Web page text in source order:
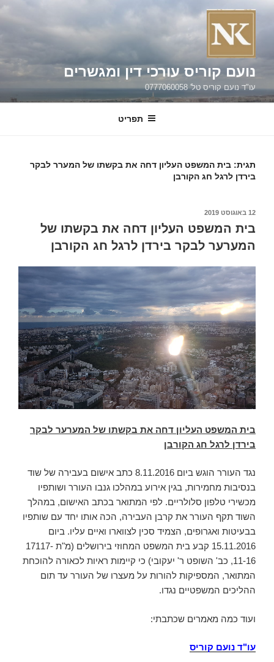
דילוג
נועם קוריס עורכי דין ומגשרים
עו"ד נועם קוריס טל' 0777060058
תפריט
תגית: בית המשפט העליון דחה את בקשתו של המערר לבקר
בירדן לרגל חג הקורבן
פורסם
12 באוגוסט 2019
בית המשפט העליון דחה את בקשתו של
המערער לבקר בירדן לרגל חג הקורבן
בית המשפט העליון דחה את בקשתו של המערער לבקר
בירדן לרגל חג הקורבן
נגד העורר הוגש ביום 8.11.2016 כתב אישום בעבירה של שוד
בנסיבות מחמירות, בגין אירוע במהלכו גנבו העורר ושותפיו
מכשירי טלפון סלולריים. לפי המתואר בכתב האישום, במהלך
השוד תקף העורר את קרבן העבירה, הכה אותו יחד עם שותפיו
בבעיטות ואגרופים, הצמיד סכין לצווארו ואיים עליו. ביום
15.11.2016 קבע בית המשפט המחוזי בירושלים (מ"ת 17117-
11-16, כב' השופט ר' יעקובי) כי קיימות ראיות לכאורה להוכחת
המתואר, המספיקות להורות על מעצרו של העורר עד תום
ההליכים המשפטיים נגדו.
ועוד כמה מאמרים שכתבתי:
עו"ד נועם קוריס